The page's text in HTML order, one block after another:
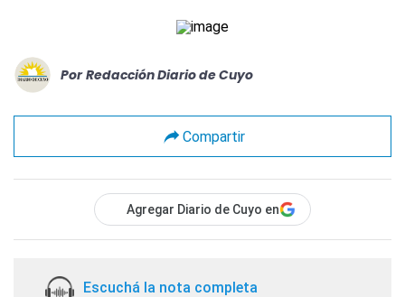
Por Redacción Diario de Cuyo
Compartir
Agregar Diario de Cuyo en
Escuchá la nota completa